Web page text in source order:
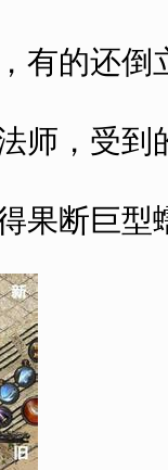
有的还
师，受
果断巨型